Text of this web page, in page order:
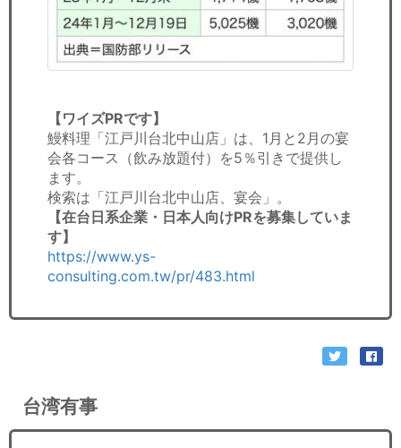
【ワイズPRです】
鰻料理「江戸川台北中山店」は、1月と2月の宴
会各コース（飲み放題付）を5％引きで提供し
ます。
検索は「江戸川台北中山店、宴会」。
【在台日系企業・日本人向けPRを募集していま
す】
https://www.ys-
consulting.com.tw/pr/483.html
台湾有事